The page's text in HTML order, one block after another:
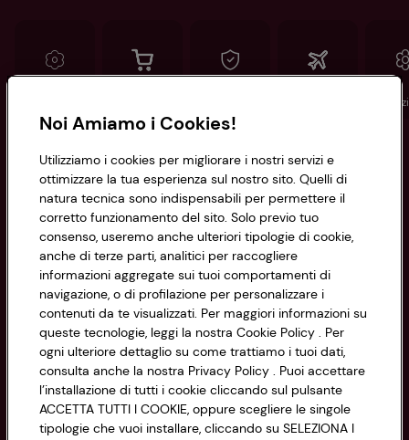
Informazioni
Privacy Policy
Cookie Policy
Impostazioni Cookie
Accessibilità
CONAD SOCIETÀ COOPERATIVA
Via Michelino, 59 | 40127 BOLOGNA
Codice Fiscale e Registro Imprese
di Bologna 00865960157
PARTITA IVA 03320960374
Servizio clienti
Noi Amiamo i Cookies!
Utilizziamo i cookies per migliorare i nostri servizi e
ottimizzare la tua esperienza sul nostro sito. Quelli di
natura tecnica sono indispensabili per permettere il
corretto funzionamento del sito. Solo previo tuo
consenso, useremo anche ulteriori tipologie di cookie,
anche di terze parti, analitici per raccogliere
informazioni aggregate sui tuoi comportamenti di
navigazione, o di profilazione per personalizzare i
contenuti da te visualizzati. Per maggiori informazioni su
queste tecnologie, leggi la nostra Cookie Policy . Per
ogni ulteriore dettaglio su come trattiamo i tuoi dati,
consulta anche la nostra Privacy Policy . Puoi accettare
l’installazione di tutti i cookie cliccando sul pulsante
ACCETTA TUTTI I COOKIE, oppure scegliere le singole
tipologie che vuoi installare, cliccando su SELEZIONA I